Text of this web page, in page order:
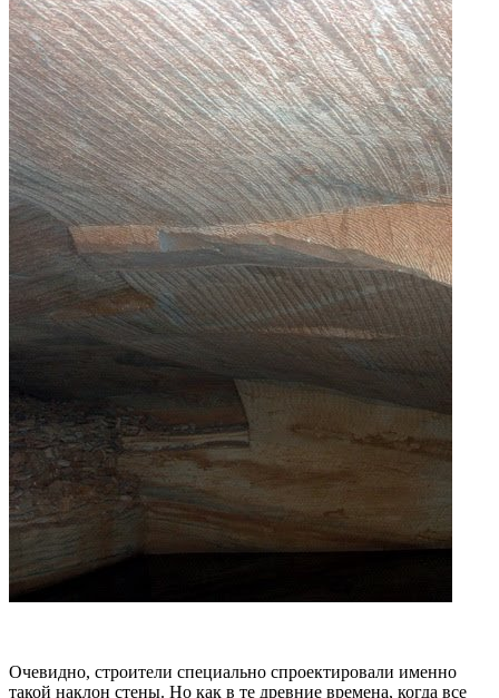
Очевидно, строители специально спроектировали именно
такой наклон стены. Но как в те древние времена, когда все